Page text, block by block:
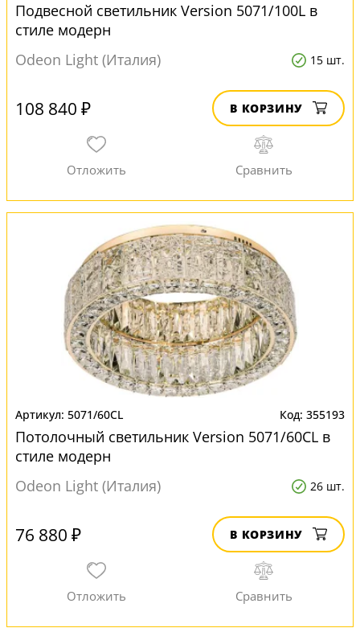
Подвесной светильник Version 5071/100L в
стиле модерн
Odeon Light (Италия)
15 шт.
108 840 ₽ В КОРЗИНУ
5071/60CL 355193
Потолочный светильник Version 5071/60CL в
стиле модерн
Odeon Light (Италия)
26 шт.
76 880 ₽ В КОРЗИНУ